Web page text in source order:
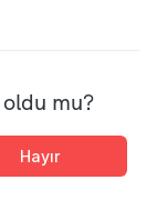
oldu mu?
Hayır